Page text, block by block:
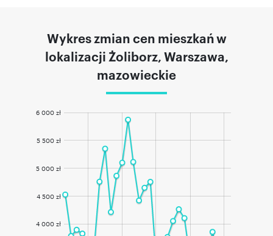
Wykres zmian cen mieszkań w
lokalizacji Żoliborz, Warszawa,
mazowieckie
4 000 zł
4 500 zł
5 000 zł
5 500 zł
6 000 zł